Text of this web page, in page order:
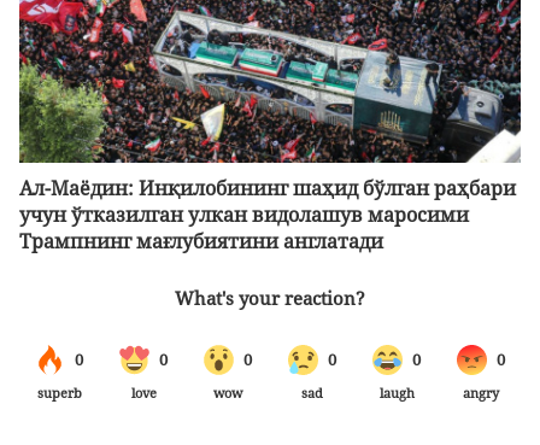
Ал-Маёдин: Инқилобининг шаҳид бўлган раҳбари
учун ўтказилган улкан видолашув маросими
Трампнинг мағлубиятини англатади